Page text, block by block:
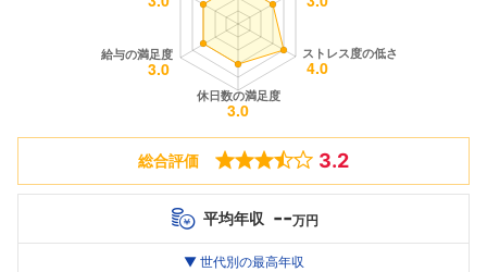
総合評価 3.2
平均年収 --万円
20代
30代
▼ 世代別の最高年収